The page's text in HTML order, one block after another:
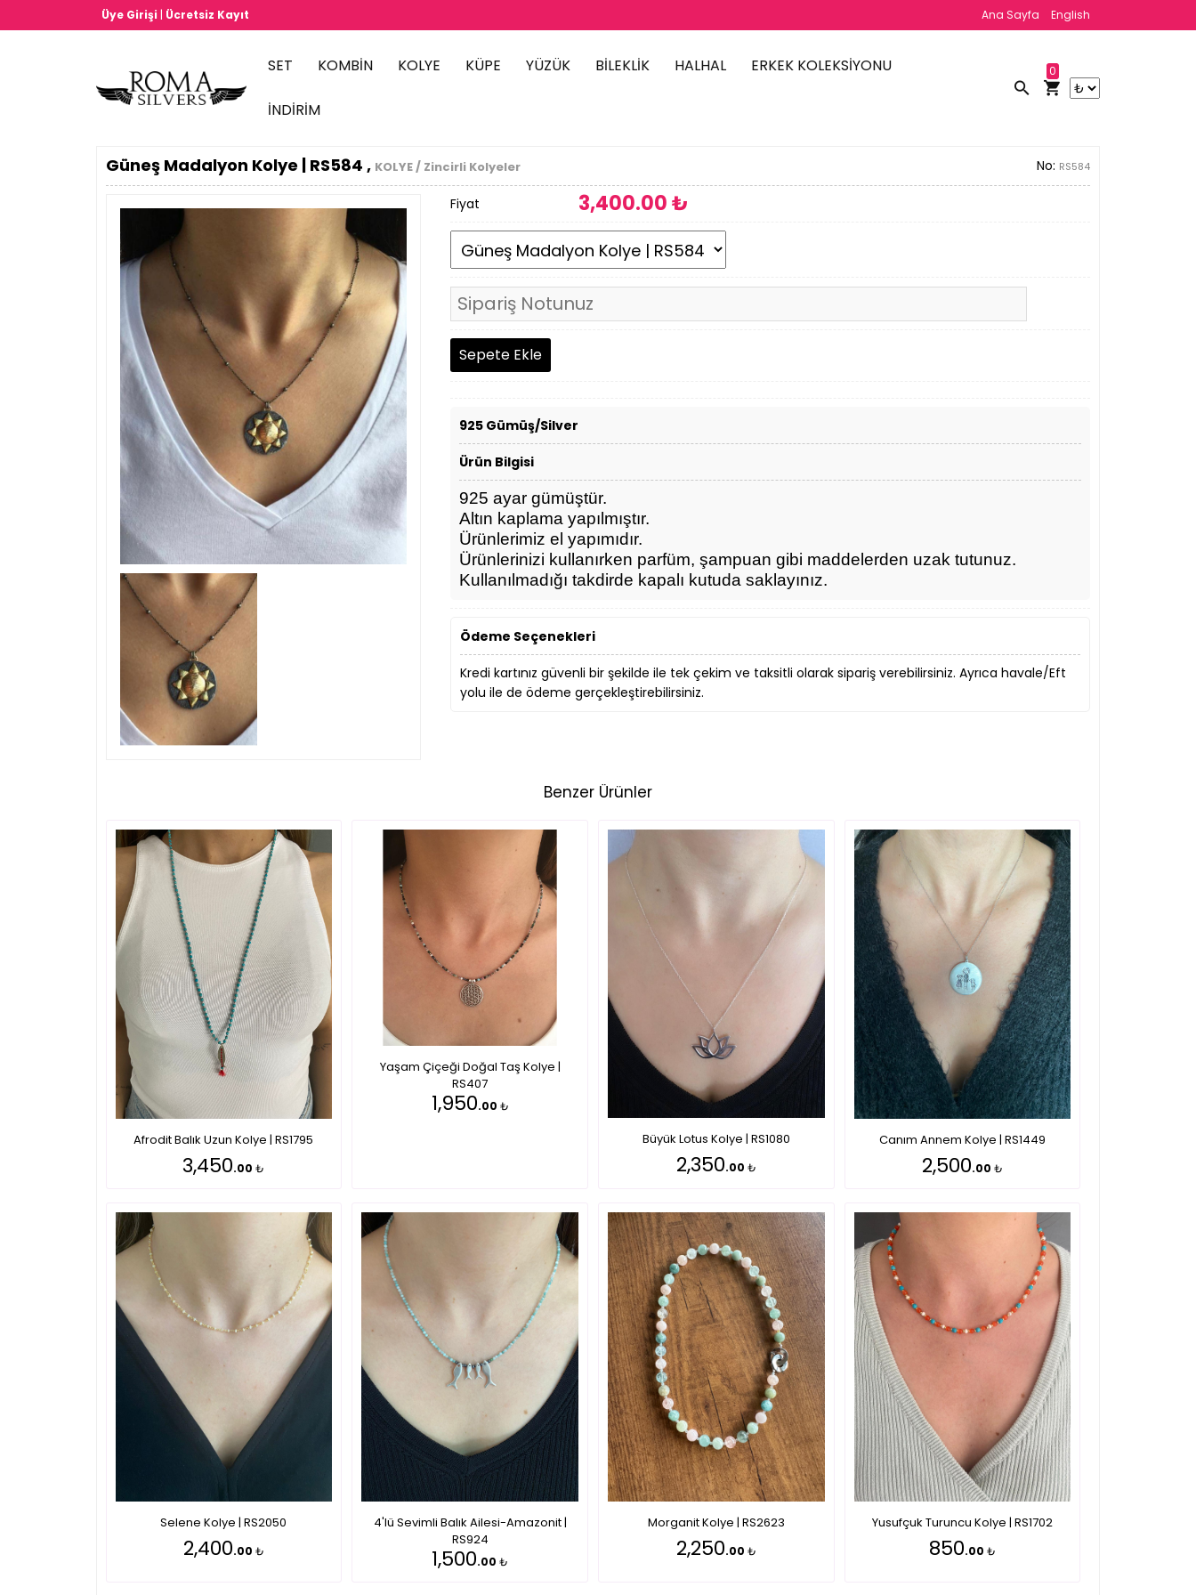
Üye Girişi | Ücretsiz Kayıt Ana Sayfa English
SET KOMBİN KOLYE KÜPE YÜZÜK BİLEKLİK HALHAL ERKEK KOLEKSİYONU
İNDİRİM
0
Güneş Madalyon Kolye | RS584 , KOLYE / Zincirli Kolyeler No: RS584
Fiyat 3,400.00 ₺
925 Gümüş/Silver
Ürün Bilgisi
925 ayar gümüştür.
Altın kaplama yapılmıştır.
Ürünlerimiz el yapımıdır.
Ürünlerinizi kullanırken parfüm, şampuan gibi maddelerden uzak tutunuz.
Kullanılmadığı takdirde kapalı kutuda saklayınız.
Ödeme Seçenekleri
Kredi kartınız güvenli bir şekilde ile tek çekim ve taksitli olarak sipariş verebilirsiniz. Ayrıca havale/Eft
yolu ile de ödeme gerçekleştirebilirsiniz.
Benzer Ürünler
Afrodit Balık Uzun Kolye | RS1795
3,450.00 ₺
Yaşam Çiçeği Doğal Taş Kolye |
RS407
1,950.00 ₺
Büyük Lotus Kolye | RS1080
2,350.00 ₺
Canım Annem Kolye | RS1449
2,500.00 ₺
Selene Kolye | RS2050
2,400.00 ₺
4'lü Sevimli Balık Ailesi-Amazonit |
RS924
1,500.00 ₺
Morganit Kolye | RS2623
2,250.00 ₺
Yusufçuk Turuncu Kolye | RS1702
850.00 ₺